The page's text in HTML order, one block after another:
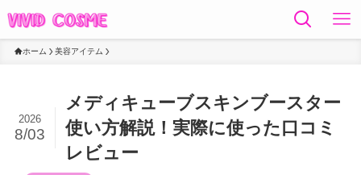
ホーム 美容アイテム
メディキューブスキンブースター
使い方解説！実際に使った口コミ
レビュー
2026
8/03